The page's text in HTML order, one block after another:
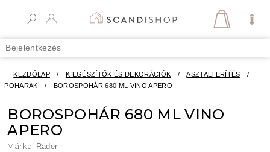
Bejelentkezés
KOSÁR
KEZDŐLAP / KIEGÉSZÍTŐK ÉS DEKORÁCIÓK / ASZTALTERÍTÉS
/
POHARAK
/ BOROSPOHÁR 680 ML VINO APERO
BOROSPOHÁR 680 ML VINO
APERO
Márka: Räder